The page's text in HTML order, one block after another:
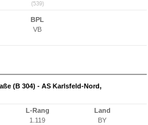
(539)
BPL
VB
(B 304) - AS Karlsfeld-Nord,
L-Rang
1.119
Land
BY